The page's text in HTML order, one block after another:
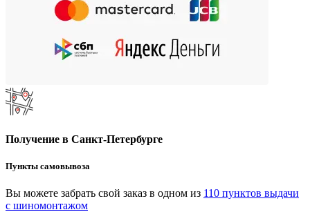
Получение в Санкт-Петербурге
Пункты самовывоза
Вы можете забрать свой заказ в одном из 110 пунктов выдачи
с шиномонтажом